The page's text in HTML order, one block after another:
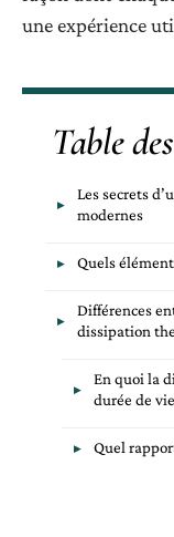
une expérience
Table
Les secrets
modernes
Quels
Différences
dissipation
En quoi la
durée de
Quel